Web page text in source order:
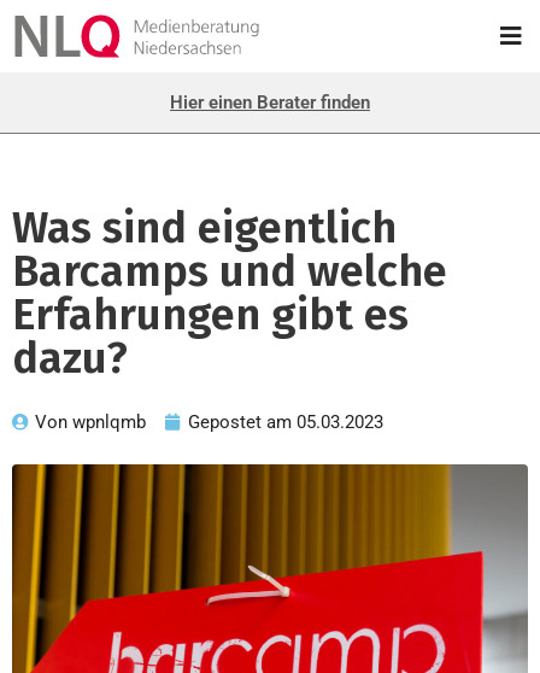
Hier einen Berater finden
Was sind eigentlich
Barcamps und welche
Erfahrungen gibt es
dazu?
Von wpnlqmb Gepostet am 05.03.2023